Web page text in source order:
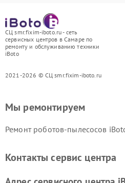
СЦ smr.fixim-iboto.ru - сеть
сервисных центров в Самаре по
ремонту и обслуживанию техники
iBoto
2021-2026 © СЦ smr.fixim-iboto.ru
Мы ремонтируем
Ремонт роботов-пылесосов
Контакты сервис центра